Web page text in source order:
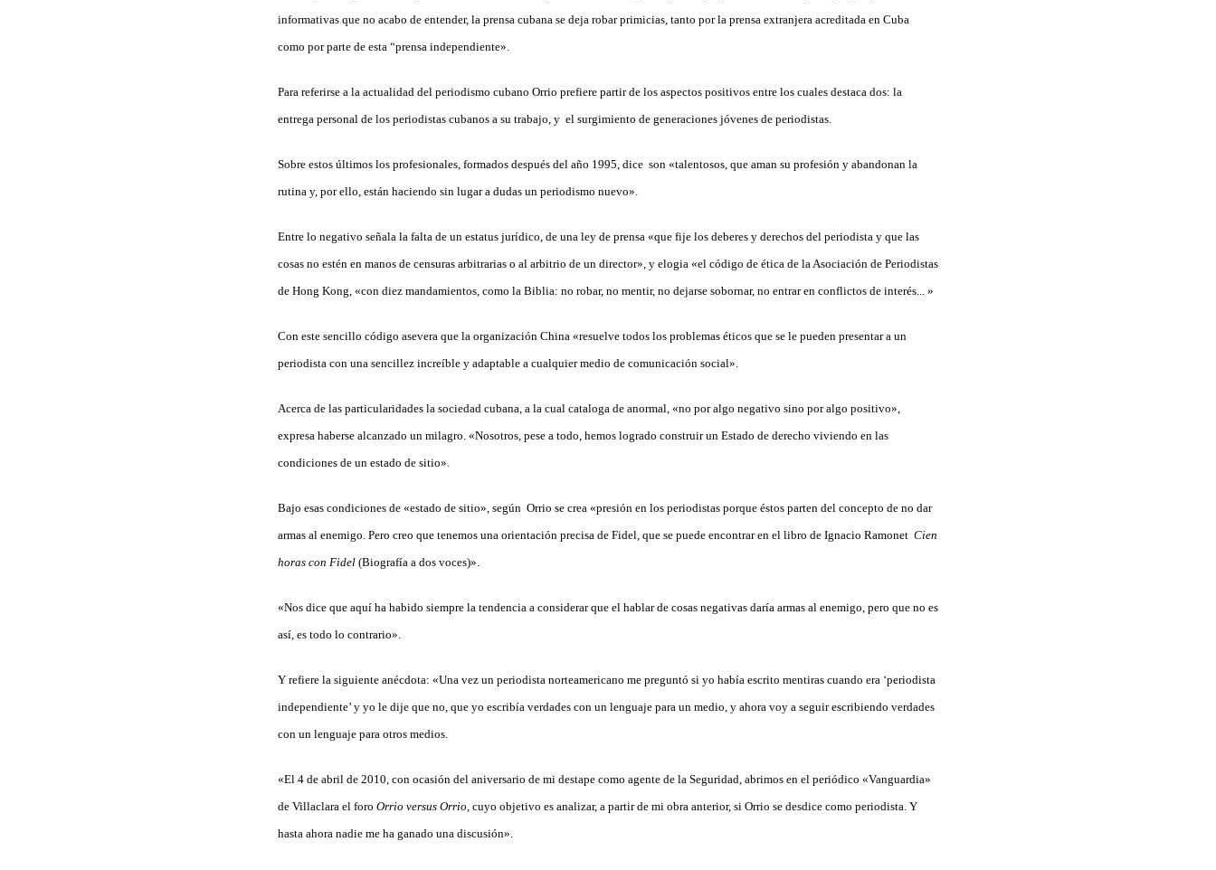
informativas que no acabo de entender, la prensa cubana se deja robar primicias, tanto por la prensa extranjera acreditada en Cuba
como por parte de esta “prensa independiente».
Para referirse a la actualidad del periodismo cubano Orrio prefiere partir de los aspectos positivos entre los cuales destaca dos: la
entrega personal de los periodistas cubanos a su trabajo, y el surgimiento de generaciones jóvenes de periodistas.
Sobre estos últimos los profesionales, formados después del año 1995, dice son «talentosos, que aman su profesión y abandonan la
rutina y, por ello, están haciendo sin lugar a dudas un periodismo nuevo».
Entre lo negativo señala la falta de un estatus jurídico, de una ley de prensa «que fije los deberes y derechos del periodista y que las
cosas no estén en manos de censuras arbitrarias o al arbitrio de un director», y elogia «el código de ética de la Asociación de Periodistas
de Hong Kong, «con diez mandamientos, como la Biblia: no robar, no mentir, no dejarse sobornar, no entrar en conflictos de interés... »
Con este sencillo código asevera que la organización China «resuelve todos los problemas éticos que se le pueden presentar a un
periodista con una sencillez increíble y adaptable a cualquier medio de comunicación social».
Acerca de las particularidades la sociedad cubana, a la cual cataloga de anormal, «no por algo negativo sino por algo positivo»,
expresa haberse alcanzado un milagro. «Nosotros, pese a todo, hemos logrado construir un Estado de derecho viviendo en las
condiciones de un estado de sitio».
Bajo esas condiciones de «estado de sitio», según Orrio se crea «presión en los periodistas porque éstos parten del concepto de no dar
armas al enemigo. Pero creo que tenemos una orientación precisa de Fidel, que se puede encontrar en el libro de Ignacio Ramonet Cien
horas con Fidel (Biografía a dos voces)».
«Nos dice que aquí ha habido siempre la tendencia a considerar que el hablar de cosas negativas daría armas al enemigo, pero que no es
así, es todo lo contrario».
Y refiere la siguiente anécdota: «Una vez un periodista norteamericano me preguntó si yo había escrito mentiras cuando era ‘periodista
independiente’ y yo le dije que no, que yo escribía verdades con un lenguaje para un medio, y ahora voy a seguir escribiendo verdades
con un lenguaje para otros medios.
«El 4 de abril de 2010, con ocasión del aniversario de mi destape como agente de la Seguridad, abrimos en el periódico «Vanguardia»
de Villaclara el foro Orrio versus Orrio , cuyo objetivo es analizar, a partir de mi obra anterior, si Orrio se desdice como periodista. Y
hasta ahora nadie me ha ganado una discusión».